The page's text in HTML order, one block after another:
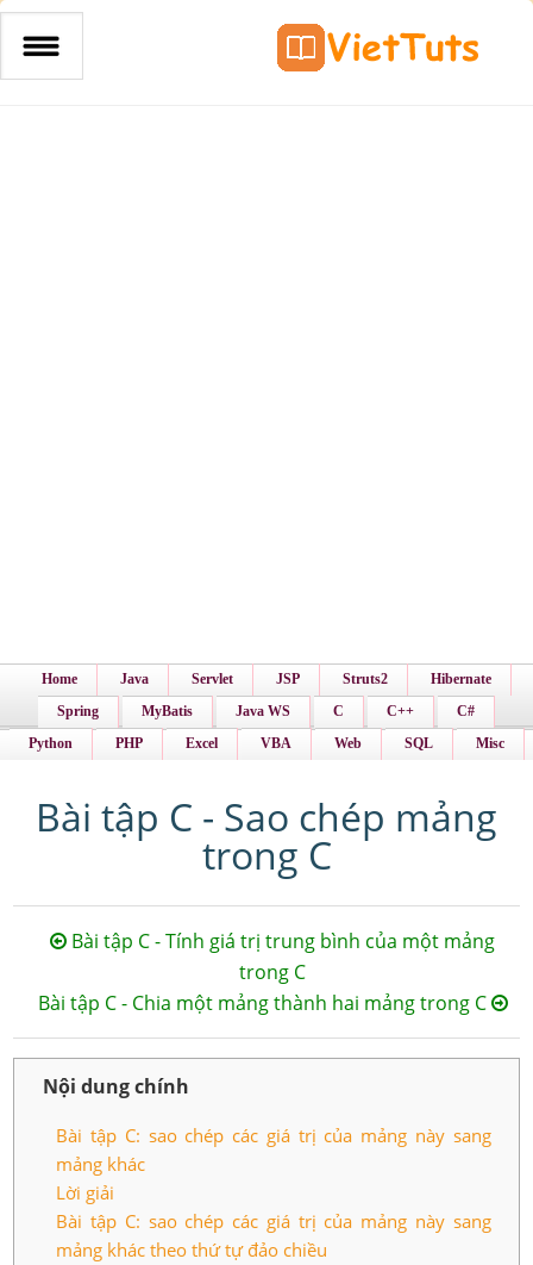
Home Java Servlet JSP Struts2
Hibernate
Spring
MyBatis Java WS C C++
C#
Python
PHP Excel VBA Web SQL Misc
Bài tập C - Sao chép mảng
trong C
Bài tập C - Tính giá trị trung bình của một mảng
trong C
Bài tập C - Chia một mảng thành hai mảng trong C
Nội dung chính
Bài tập C: sao chép các giá trị của mảng này sang
mảng khác
Lời giải
Bài tập C: sao chép các giá trị của mảng này sang
mảng khác theo thứ tự đảo chiều